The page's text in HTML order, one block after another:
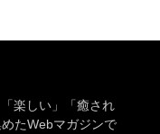
楽しい」「癒され
たWebマガジンで